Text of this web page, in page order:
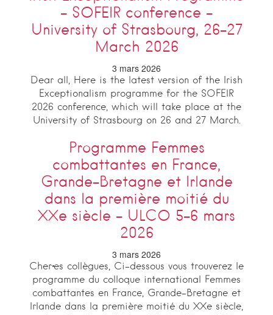
– SOFEIR conference –
University of Strasbourg, 26-27
March 2026
3 mars 2026
Dear all, Here is the latest version of the Irish
Exceptionalism programme for the SOFEIR
2026 conference, which will take place at the
University of Strasbourg on 26 and 27 March.
Programme Femmes
combattantes en France,
Grande-Bretagne et Irlande
dans la première moitié du
XXe siècle – ULCO 5-6 mars
2026
3 mars 2026
Cher·es collègues, Ci-dessous vous trouverez le
programme du colloque international Femmes
combattantes en France, Grande-Bretagne et
Irlande dans la première moitié du XXe siècle,